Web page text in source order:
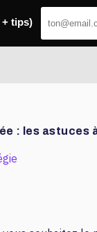
: les astuces
+ tips)